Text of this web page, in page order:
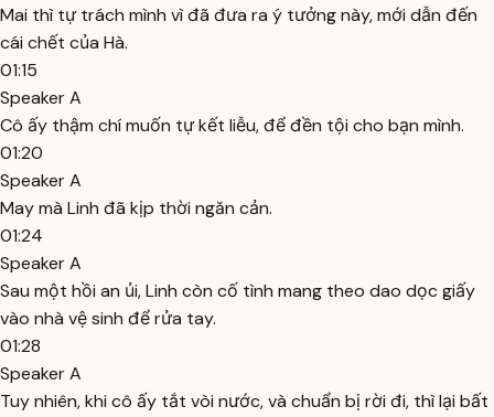
Mai thì tự trách mình vì đã đưa ra ý tưởng này, mới dẫn đến
cái chết của Hà.
01:15
Speaker A
Cô ấy thậm chí muốn tự kết liễu, để đền tội cho bạn mình.
01:20
Speaker A
May mà Linh đã kịp thời ngăn cản.
01:24
Speaker A
Sau một hồi an ủi, Linh còn cố tình mang theo dao dọc giấy
vào nhà vệ sinh để rửa tay.
01:28
Speaker A
Tuy nhiên, khi cô ấy tắt vòi nước, và chuẩn bị rời đi, thì lại bất